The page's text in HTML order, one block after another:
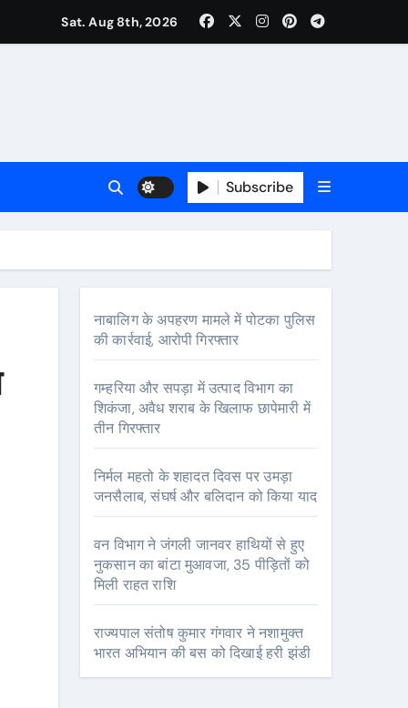
Sat. Aug 8th, 2026
Subscribe
नाबालिग के अपहरण मामले में पोटका पुलिस
की कार्रवाई, आरोपी गिरफ्तार
गम्हरिया और सपड़ा में उत्पाद विभाग का
शिकंजा, अवैध शराब के खिलाफ छापेमारी में
तीन गिरफ्तार
निर्मल महतो के शहादत दिवस पर उमड़ा
जनसैलाब, संघर्ष और बलिदान को किया याद
वन विभाग ने जंगली जानवर हाथियों से हुए
नुकसान का बांटा मुआवजा, 35 पीड़ितों को
मिली राहत राशि
राज्यपाल संतोष कुमार गंगवार ने नशामुक्त
भारत अभियान की बस को दिखाई हरी झंडी